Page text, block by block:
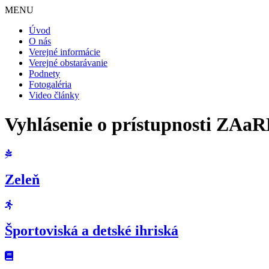
MENU
Úvod
O nás
Verejné informácie
Verejné obstarávanie
Podnety
Fotogaléria
Video články
Vyhlásenie o prístupnosti
Zeleň
Športoviská a detské ihriská